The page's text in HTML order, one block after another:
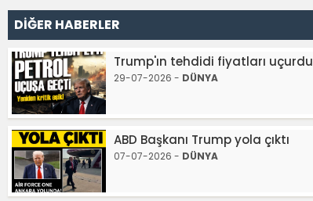
DİĞER HABERLER
Trump'ın tehdidi fiyatları uçurdu
29-07-2026 - DÜNYA
ABD Başkanı Trump yola çıktı
07-07-2026 - DÜNYA